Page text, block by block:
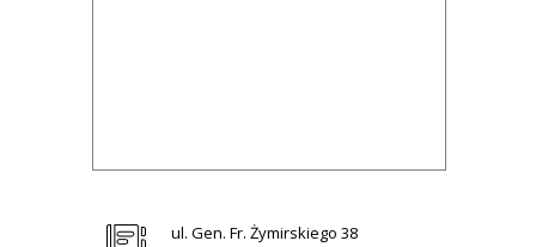
ul. Gen. Fr. Żymirskiego 38